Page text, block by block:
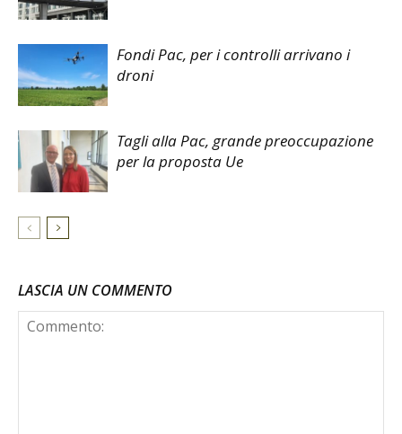
Fondi Pac, per i controlli arrivano i
droni
Tagli alla Pac, grande preoccupazione
per la proposta Ue
LASCIA UN COMMENTO